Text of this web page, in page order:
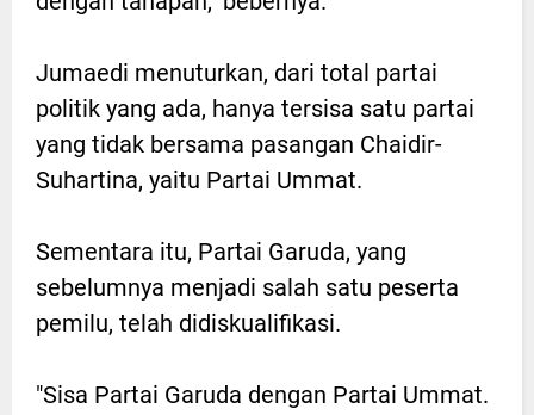
Jumaedi menuturkan, dari total partai
politik yang ada, hanya tersisa satu partai
yang tidak bersama pasangan Chaidir-
Suhartina, yaitu Partai Ummat.
Sementara itu, Partai Garuda, yang
sebelumnya menjadi salah satu peserta
pemilu, telah didiskualifikasi.
"Sisa Partai Garuda dengan Partai Ummat.